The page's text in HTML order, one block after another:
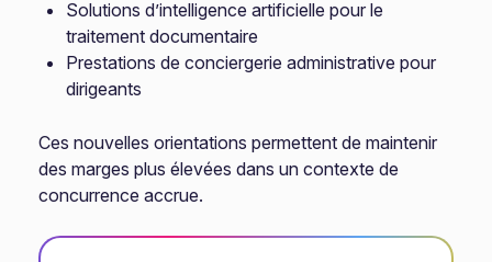
Solutions d’intelligence artificielle pour le
traitement documentaire
Prestations de conciergerie administrative pour
dirigeants
Ces nouvelles orientations permettent de maintenir
des marges plus élevées dans un contexte de
concurrence accrue.